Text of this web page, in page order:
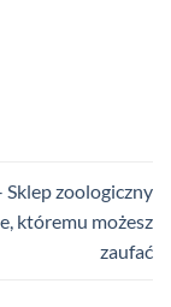
Sklep zoologiczny
któremu możesz
zaufać